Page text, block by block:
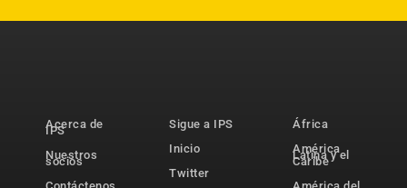
Acerca de
IPS
Nuestros
socios
Sigue a IPS
Inicio
Twitter
África
América
Latina y el
Caribe